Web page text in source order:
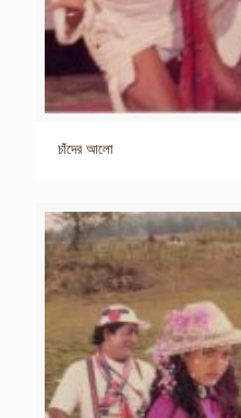
চাঁদের আলো